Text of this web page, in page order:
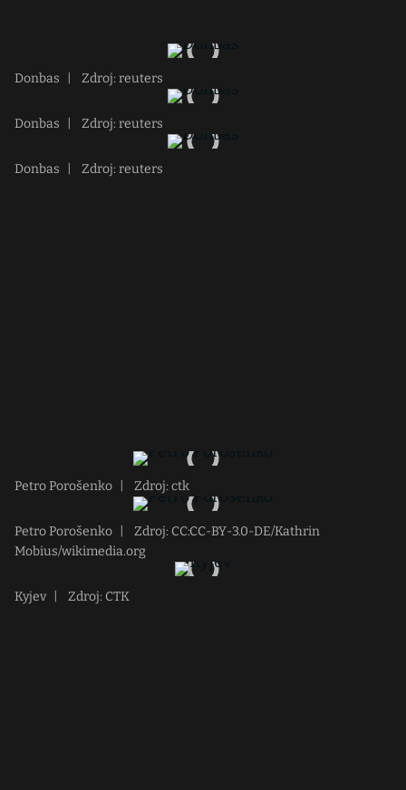
Donbas Zdroj: reuters
Donbas Zdroj: reuters
Donbas Zdroj: reuters
Petro Porošenko Zdroj: ctk
Petro Porošenko
Zdroj: CC:CC-BY-3.0-DE/Kathrin
Mobius/wikimedia.org
Kyjev Zdroj: CTK